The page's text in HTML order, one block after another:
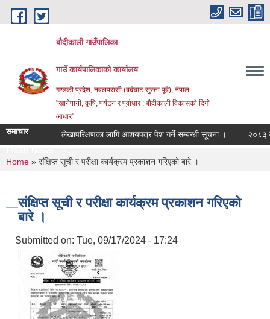
Skip to main content
बौदीकाली गाउँपालिका
गाउँ कार्यपालिकाको कार्यालय
गण्डकी प्रदेश, नवलपरासी (बर्दघाट सुस्ता पूर्व), नेपाल
"खानेपानी, कृषि, पर्यटन र पूर्वाधार : बौदीकाली विकासको दिगो
आधार"
समाचार लेखापरिक्षणका लागि आशयपत्र पेश गर्ने सम्बन्धी सूचना ।
२०८३
You are here
Home » संक्षिप्त सूची र परीक्षा कार्यक्रम प्रकाशन गरिएको बारे ।
संक्षिप्त सूची र परीक्षा कार्यक्रम प्रकाशन गरिएको
बारे ।
Submitted on: Tue, 09/17/2024 - 17:24